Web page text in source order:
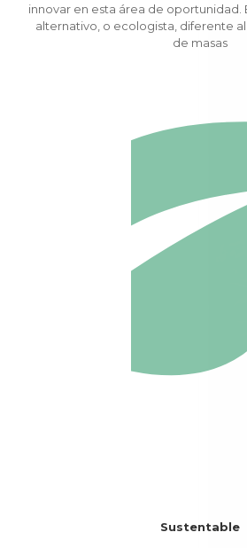
innovar en esta área de oportunidad.
alternativo, o ecologista, diferente
de masas
Sustentable